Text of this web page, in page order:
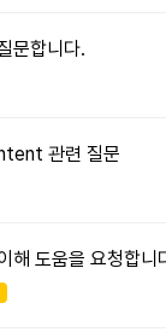
문합니다.
관련 질문
도움을 요청합니